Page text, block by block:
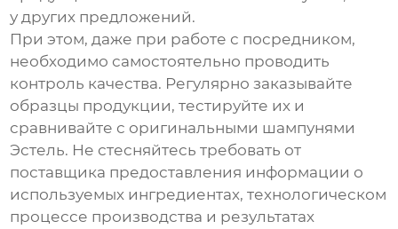
у других предложений.
При этом, даже при работе с посредником,
необходимо самостоятельно проводить
контроль качества. Регулярно заказывайте
образцы продукции, тестируйте их и
сравнивайте с оригинальными шампунями
Эстель. Не стесняйтесь требовать от
поставщика предоставления информации о
используемых ингредиентах, технологическом
процессе производства и результатах